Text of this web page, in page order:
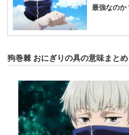
最強なのか
狗巻棘 おにぎりの具の意味まとめ